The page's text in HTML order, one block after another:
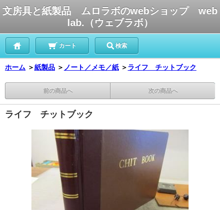
文房具と紙製品 ムロラボのwebショップ web
lab.（ウェブラボ）
カート 検索
ホーム ＞紙製品 ＞ ノート／メモ／紙 ＞ ライフ チットブック
前の商品へ 次の商品へ
ライフ チットブック